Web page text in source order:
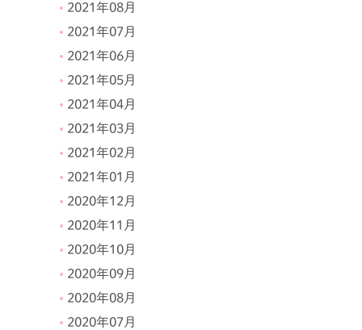
2021年08月
2021年07月
2021年06月
2021年05月
2021年04月
2021年03月
2021年02月
2021年01月
2020年12月
2020年11月
2020年10月
2020年09月
2020年08月
2020年07月